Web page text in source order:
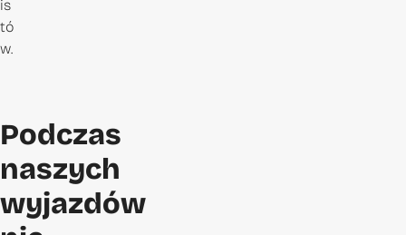
is
tó
w.
Podczas
naszych
wyjazdów